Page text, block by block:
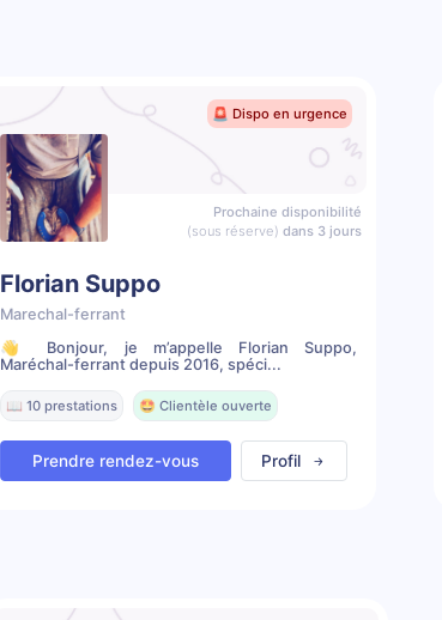
🚨 Dispo en urgence
Prochaine disponibilité
(sous réserve) dans 3 jours
Florian Suppo
Marechal-ferrant
👋 Bonjour, je m’appelle Florian Suppo,
Maréchal-ferrant depuis 2016, spéci...
📖 10 prestations 🤩 Clientèle ouverte
Prendre rendez-vous Profil